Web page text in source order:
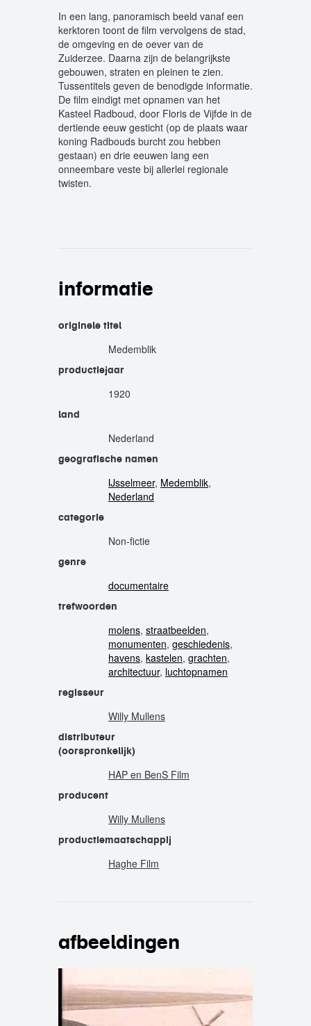
In een lang, panoramisch beeld vanaf een
kerktoren toont de film vervolgens de stad,
de omgeving en de oever van de
Zuiderzee. Daarna zijn de belangrijkste
gebouwen, straten en pleinen te zien.
Tussentitels geven de benodigde informatie.
De film eindigt met opnamen van het
Kasteel Radboud, door Floris de Vijfde in de
dertiende eeuw gesticht (op de plaats waar
koning Radbouds burcht zou hebben
gestaan) en drie eeuwen lang een
onneembare veste bij allerlei regionale
twisten.
informatie
originele titel
Medemblik
productiejaar
1920
land
Nederland
geografische namen
IJsselmeer, Medemblik,
Nederland
categorie
Non-fictie
genre
documentaire
trefwoorden
molens, straatbeelden,
monumenten, geschiedenis,
havens, kastelen, grachten,
architectuur, luchtopnamen
regisseur
Willy Mullens
distributeur
(oorspronkelijk)
HAP en BenS Film
producent
Willy Mullens
productiemaatschappij
Haghe Film
afbeeldingen